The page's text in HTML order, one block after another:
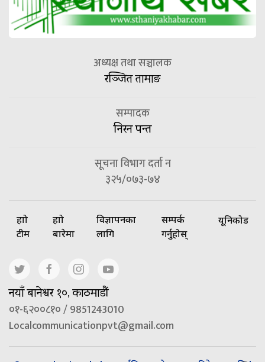
अध्यक्ष तथा सञ्चालक
रञ्जित तामाङ
सम्पादक
निरन पन्त
सूचना विभाग दर्ता न
३२५/०७३-७४
हाम्रो
टीम
हाम्रो
बारेमा
विज्ञापनका
लागि
सम्पर्क
गर्नुहोस्
यूनिकोड
नयाँ बानेश्वर १०, काठमाडौं
०१-६२००८१० / 9851243010
Localcommunicationpvt@gmail.com